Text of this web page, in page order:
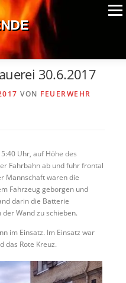
Menü
30.6.2017
VON FEUERWEHR
Uhr, auf Höhe des
Fahrbahn ab und fuhr frontal
Mannschaft waren die
Fahrzeug geborgen und
darin die Batterie
Wand zu schieben.
im Einsatz. Im Einsatz war
das Rote Kreuz.